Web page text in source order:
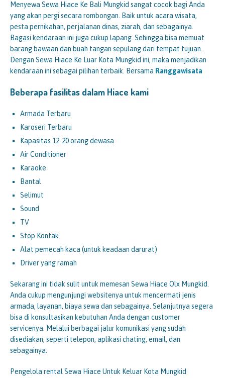
Menyewa Sewa Hiace Ke Bali Mungkid sangat cocok bagi Anda
yang akan pergi secara rombongan. Baik untuk acara wisata,
pesta pernikahan, perjalanan dinas, ziarah, dan sebagainya.
Bagasi kendaraan ini juga cukup lapang. Sehingga bisa memuat
barang bawaan dan buah tangan sepulang dari tempat tujuan.
Dengan Sewa Hiace Ke Luar Kota Mungkid ini, maka menjadikan
kendaraan ini sebagai pilihan terbaik. Bersama Ranggawisata
Beberapa fasilitas dalam Hiace kami
Armada Terbaru
Karoseri Terbaru
Kapasitas 12-20 orang dewasa
Air Conditioner
Karaoke
Bantal
Selimut
Sound
TV
Stop Kontak
Alat pemecah kaca (untuk keadaan darurat)
Driver yang ramah
Sekarang ini tidak sulit untuk memesan Sewa Hiace Olx Mungkid.
Anda cukup mengunjungi websitenya untuk mencermati jenis
armada, layanan, biaya sewa dan sebagainya. Selanjutnya segera
bisa di konsultasikan kebutuhan Anda dengan customer
servicenya. Melalui berbagai jalur komunikasi yang sudah
disediakan, seperti telepon, aplikasi chating, email, dan
sebagainya.
Pengelola rental Sewa Hiace Untuk Keluar Kota Mungkid